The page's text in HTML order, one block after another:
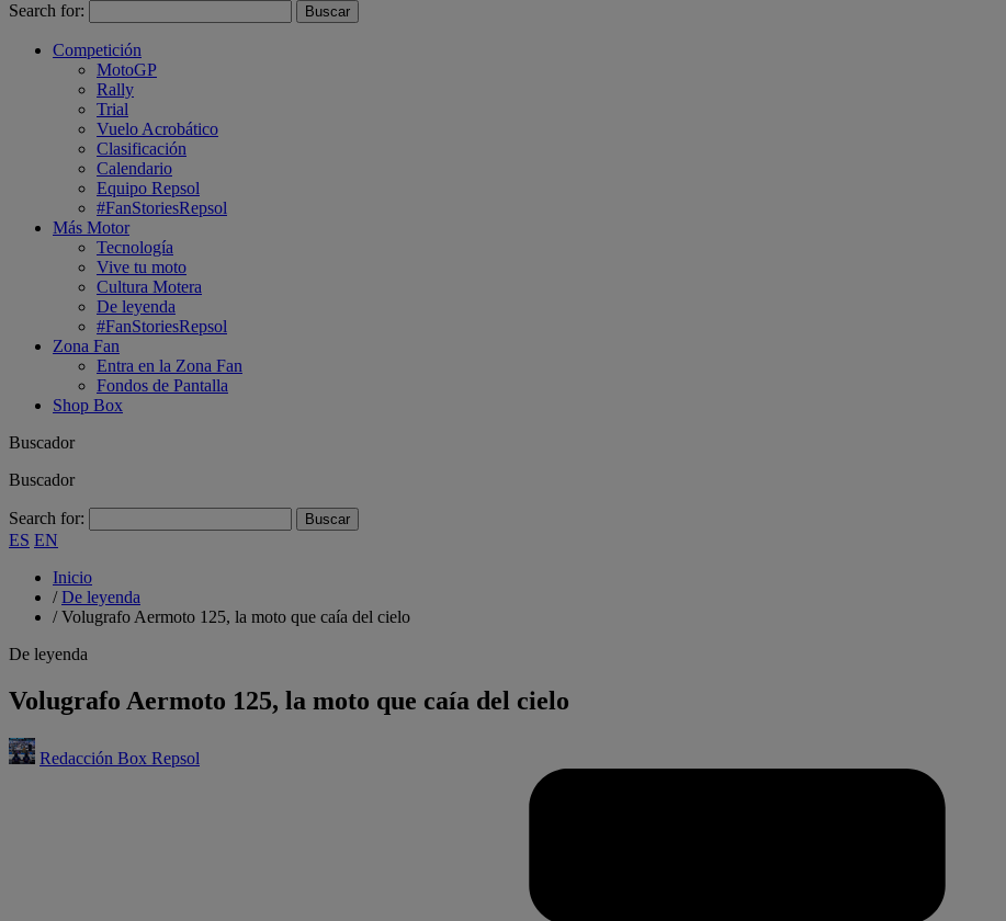
Search for:
Competición
MotoGP
Rally
Trial
Vuelo Acrobático
Clasificación
Calendario
Equipo Repsol
#FanStoriesRepsol
Más Motor
Tecnología
Vive tu moto
Cultura Motera
De leyenda
#FanStoriesRepsol
Zona Fan
Entra en la Zona Fan
Fondos de Pantalla
Shop Box
Buscador
Buscador
Search for:
ES EN
Inicio
/De leyenda
/Volugrafo Aermoto 125, la moto que caía del cielo
De leyenda
Volugrafo Aermoto 125, la moto que caía del cielo
Redacción Box Repsol